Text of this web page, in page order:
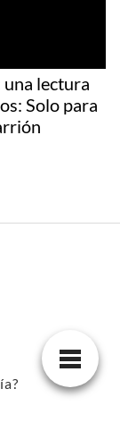
una lectura
Solo para